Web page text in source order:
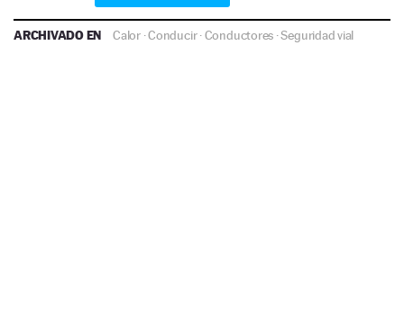
ARCHIVADO EN Calor·Conducir·Conductores ·Seguridad vial